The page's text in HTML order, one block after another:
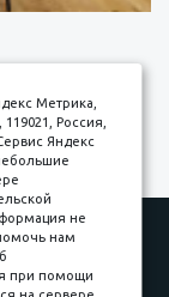
Оплата
Метрика,
Россия,
Яндекс
не
нам
при помощи